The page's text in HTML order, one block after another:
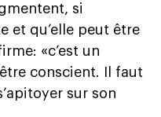
si
et qu’elle peut être
«c’est un
conscient. Il faut
sur son